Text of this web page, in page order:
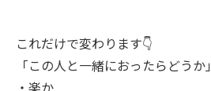
これだけで変わります👇
「この人と一緒におったらどうか」
・楽か